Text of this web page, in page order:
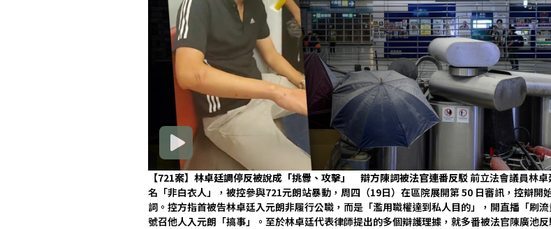
【721案】林卓廷調停反被說成「挑釁、攻擊」 辯方陳詞被法官連番反駁 前立法會議員林
名「非白衣人」，被控參與721元朗站暴動，周四（19日）在區院展開第 50 日審訊，控辯開
詞。控方指首被告林卓廷入元朗非履行公職，而是「濫用職權達到私人目的」，開直播「刷
號召他人入元朗「搞事」。至於林卓廷代表律師提出的多個辯護理據，就多番被法官陳廣池反